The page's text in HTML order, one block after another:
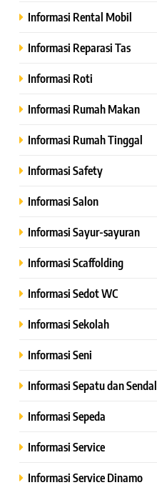
Informasi Rental Mobil
Informasi Reparasi Tas
Informasi Roti
Informasi Rumah Makan
Informasi Rumah Tinggal
Informasi Safety
Informasi Salon
Informasi Sayur-sayuran
Informasi Scaffolding
Informasi Sedot WC
Informasi Sekolah
Informasi Seni
Informasi Sepatu dan Sendal
Informasi Sepeda
Informasi Service
Informasi Service Dinamo